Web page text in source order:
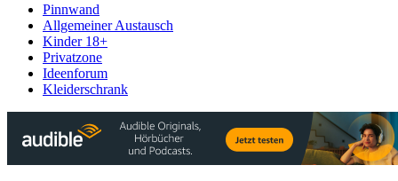
Pinnwand
Allgemeiner Austausch
Kinder 18+
Privatzone
Ideenforum
Kleiderschrank